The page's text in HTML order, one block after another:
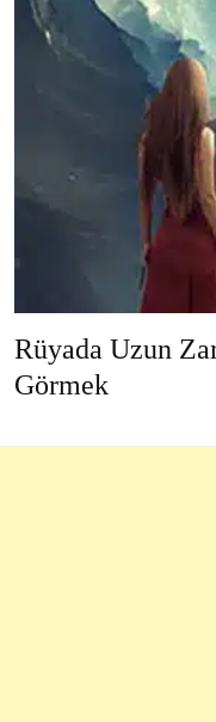
Rüyada Uzun
Görmek